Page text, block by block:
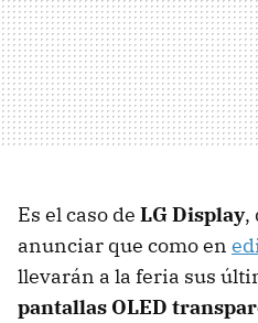
Es el caso de LG Display,
anunciar que como en
llevarán a la feria sus
pantallas OLED